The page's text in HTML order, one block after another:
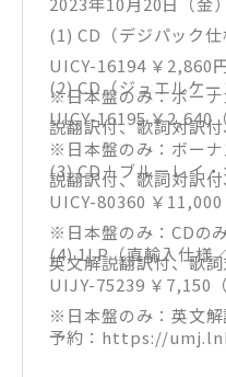
(1) CD（デジパック仕
UICY-16194 ￥2,860
※日本盤のみ：ボー
説翻訳付、歌詞対訳
(2) CD（ジュエルケー
UICY-16195 ￥2,640
※日本盤のみ：ボー
説翻訳付、歌詞対訳
(3) CD＋ブルーレイ
UICY-80360 ￥11,000
※日本盤のみ：CDの
英文解説翻訳付、歌
(4) 1LP（直輸入仕様
UIJY-75239 ￥7,150（
※日本盤のみ：英文
予約：https://